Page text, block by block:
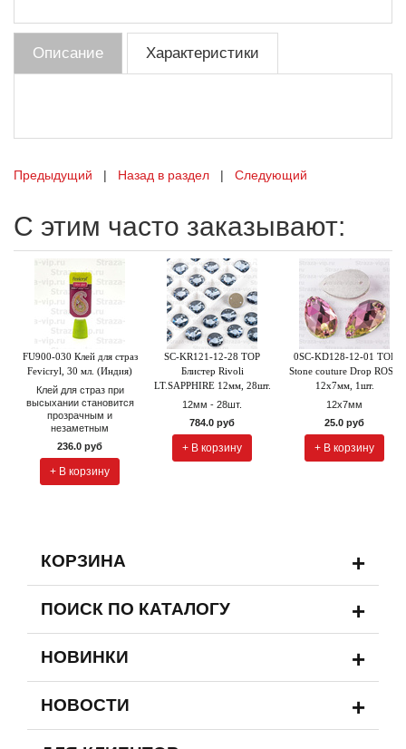
Описание Характеристики
Предыдущий | Назад в раздел | Следующий
С этим часто заказывают:
FU900-030 Клей для страз
Fevicryl, 30 мл. (Индия)
Клей для страз при
высыхании становится
прозрачным и
незаметным
236.0 руб
+ В корзину
SC-KR121-12-28 TOP
Блистер Rivoli
LT.SAPPHIRE 12мм, 28шт.
12мм - 28шт.
784.0 руб
+ В корзину
0SC-KD128-12-01 TOP
Stone couture Drop ROSE
12х7мм, 1шт.
12х7мм
25.0 руб
+ В корзину
КОРЗИНА +
ПОИСК ПО КАТАЛОГУ +
НОВИНКИ +
НОВОСТИ +